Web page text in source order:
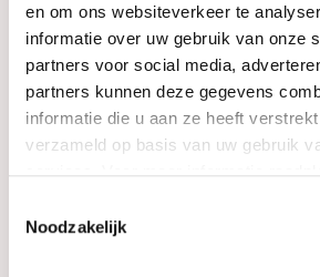
en om ons websiteverkeer te
informatie over uw gebruik van onze
partners voor social media,
partners kunnen deze gegevens
informatie die u aan ze heeft
verzameld op basis van uw gebruik
Noodzakelijk
Jewellery
Wedding rings
PRE-OWNED
Maatwerk